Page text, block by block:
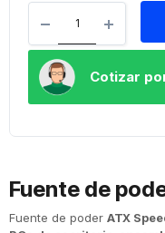
Cotizar
Fuente de
Fuente de poder ATX